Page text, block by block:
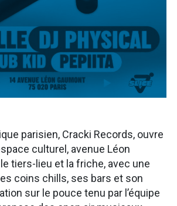
parisien, Cracki Records, ouvre
culturel, avenue Léon
tiers-lieu et la friche, avec une
coins chills, ses bars et son
sur le pouce tenu par l’équipe